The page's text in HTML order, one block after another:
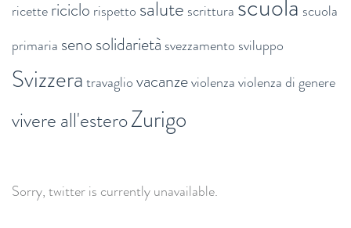
ricettericiclo rispetto salute scrittura
scuola
primaria senosolidarietà svezzamento sviluppo
Svizzeratravagliovacanzeviolenzaviolenza di genere
vivere all'esteroZurigo
Sorry, twitter is currently unavailable.